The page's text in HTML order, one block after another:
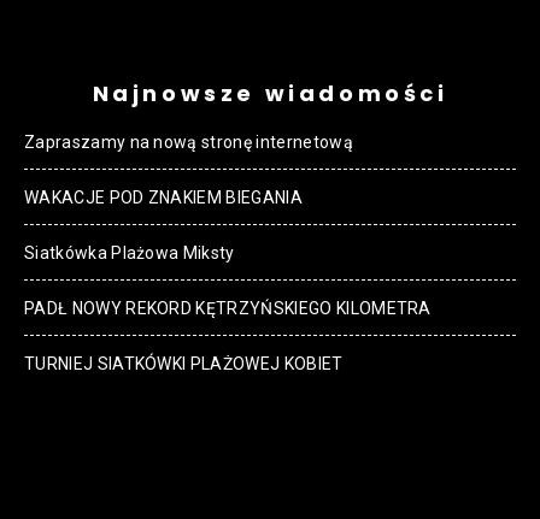
Najnowsze wiadomości
Zapraszamy na nową stronę internetową
WAKACJE POD ZNAKIEM BIEGANIA
Siatkówka Plażowa Miksty
PADŁ NOWY REKORD KĘTRZYŃSKIEGO KILOMETRA
TURNIEJ SIATKÓWKI PLAŻOWEJ KOBIET